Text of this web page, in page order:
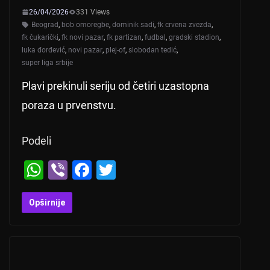
26/04/2026
331 Views
Beograd, bob omoregbe, dominik sadi, fk crvena zvezda,
fk čukarički, fk novi pazar, fk partizan, fudbal, gradski stadion,
luka đorđević, novi pazar, plej-of, slobodan tedić,
super liga srbije
Plavi prekinuli seriju od četiri uzastopna
poraza u prvenstvu.
Podeli
W
h
at
Vi
b
er
F
Opširnije